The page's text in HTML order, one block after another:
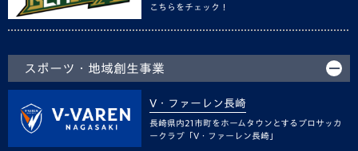
こちらをチェック！
スポーツ・地域創生事業
V・ファーレン長崎
長崎県内21市町をホームタウンとするプロサッカ
ークラブ「V・ファーレン長崎」